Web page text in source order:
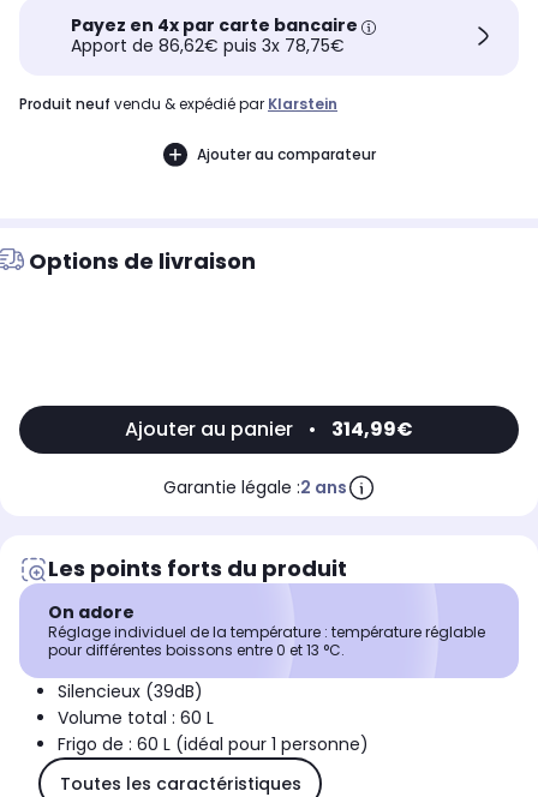
Payez en 4x par carte bancaire
Apport de 86,62€ puis 3x 78,75€
produit neuf vendu & expédié par Klarstein
Ajouter au comparateur
Options de livraison
Ajouter au panier • 314,99€
Garantie légale :2 ans
Les points forts du produit
On adore
Réglage individuel de la température : température réglable
pour différentes boissons entre 0 et 13 °C.
Silencieux (39dB)
Volume total : 60 L
Frigo de : 60 L (idéal pour 1 personne)
Toutes les caractéristiques